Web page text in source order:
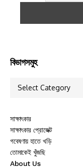
বিভাগসমুহ
সাক্ষাৎকার
সাক্ষাৎকার প্রোজেক্ট
গবেষণায় হাতে খড়ি
তোমাকেই খুঁজছি
About Us